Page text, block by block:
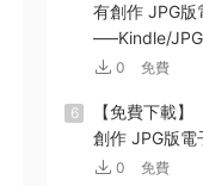
有創作 JPG版
—–Kindle/
0 免費
6
【免費下載
創作 JPG版電
0 免費